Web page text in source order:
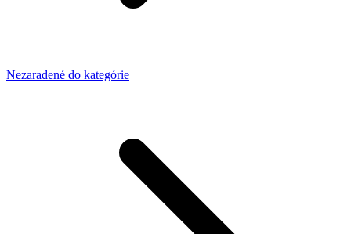
Nezaradené do kategórie